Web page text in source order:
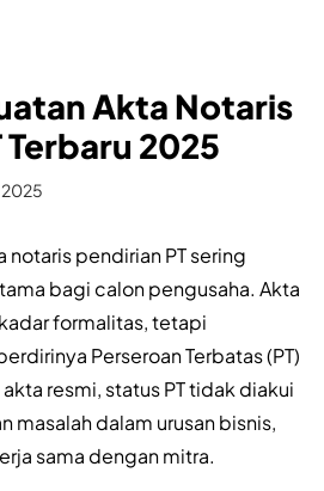
Akta Notaris
Terbaru 2025
pendirian PT sering
bagi calon pengusaha. Akta
formalitas, tetapi
Perseroan Terbatas (PT)
resmi, status PT tidak diakui
masalah dalam urusan bisnis,
sama dengan mitra.